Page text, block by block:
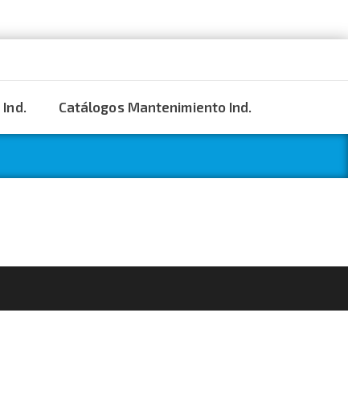
Catálogos Mantenimiento Ind.